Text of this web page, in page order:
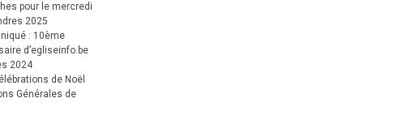
pour le mercredi
2025
: 10ème
d’egliseinfo.be
2024
de Noël
Générales de